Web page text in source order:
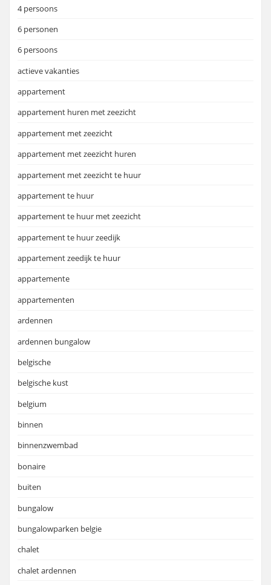
4 persoons
6 personen
6 persoons
actieve vakanties
appartement
appartement huren met zeezicht
appartement met zeezicht
appartement met zeezicht huren
appartement met zeezicht te huur
appartement te huur
appartement te huur met zeezicht
appartement te huur zeedijk
appartement zeedijk te huur
appartemente
appartementen
ardennen
ardennen bungalow
belgische
belgische kust
belgium
binnen
binnenzwembad
bonaire
buiten
bungalow
bungalowparken belgie
chalet
chalet ardennen